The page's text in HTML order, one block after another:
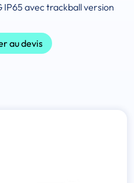
IP65 avec trackball version
au devis